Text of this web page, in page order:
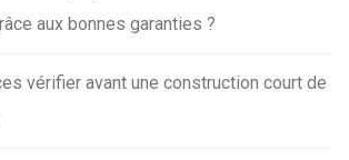
aux bonnes garanties ?
vérifier avant une construction court de